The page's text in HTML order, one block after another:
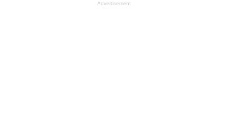
Advertisement